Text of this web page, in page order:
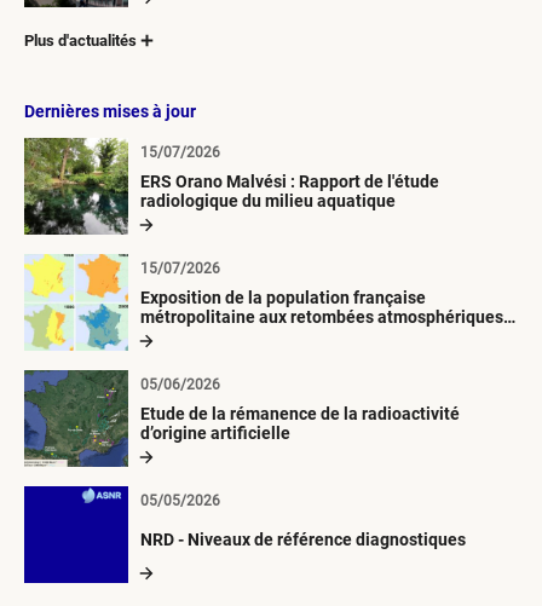
Plus d'actualités
Dernières mises à jour
ERS Orano Malvési : Rapport de l'étude
radiologique du milieu aquatique
15/07/2026
Exposition de la population française
métropolitaine aux retombées atmosphériques
radioactives depuis 1945
15/07/2026
Etude de la rémanence de la radioactivité
d’origine artificielle
05/06/2026
NRD - Niveaux de référence diagnostiques
05/05/2026